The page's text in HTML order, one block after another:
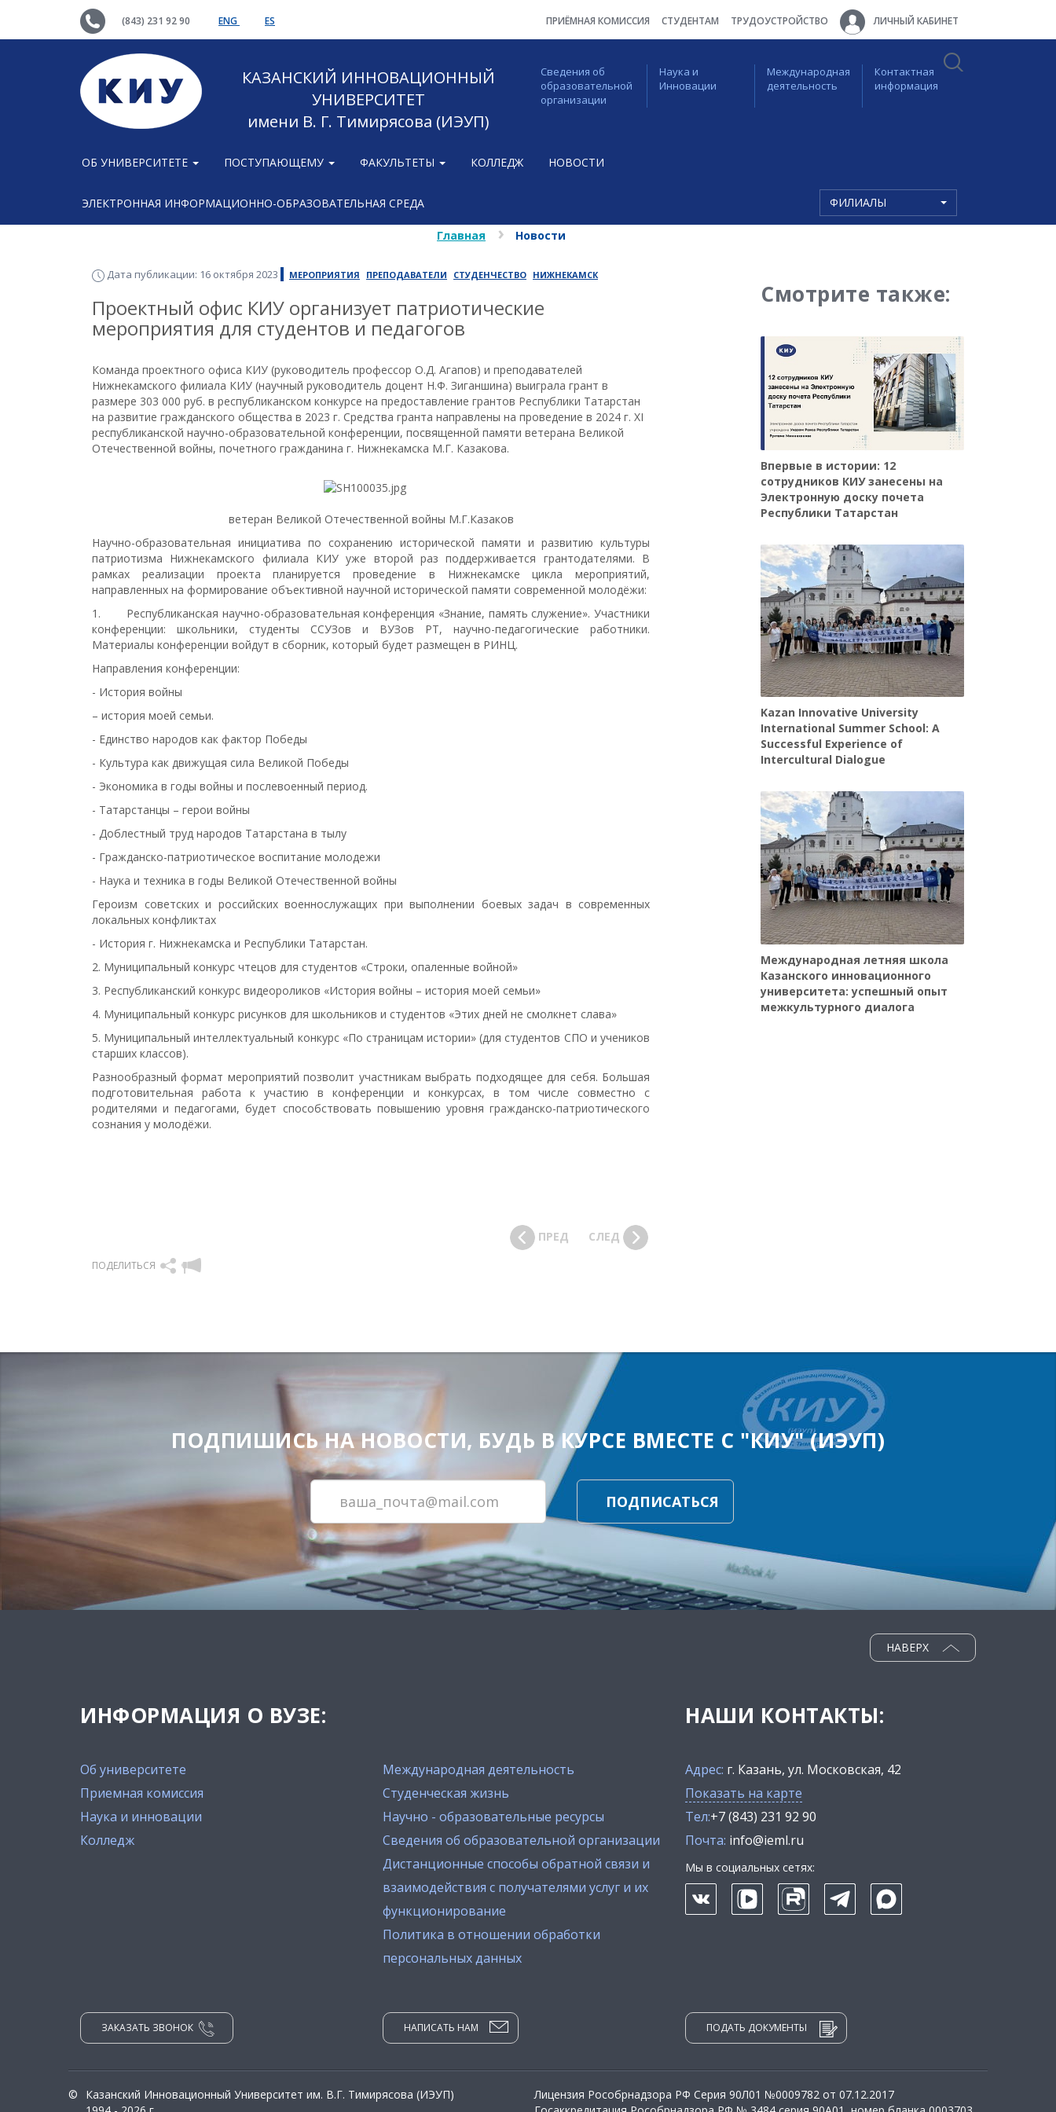
(843) 231 92 90 ENG ES ПРИЁМНАЯ КОМИССИЯ СТУДЕНТАМ ТРУДОУСТРОЙСТВО ЛИЧНЫЙ КАБИНЕТ
КАЗАНСКИЙ ИННОВАЦИОННЫЙ
УНИВЕРСИТЕТ
имени В. Г. Тимирясова (ИЭУП)
Сведения об
образовательной
организации
Наука и
Инновации
Международная
деятельность
Контактная
информация
ОБ УНИВЕРСИТЕТЕ ПОСТУПАЮЩЕМУ ФАКУЛЬТЕТЫ КОЛЛЕДЖ НОВОСТИ
ЭЛЕКТРОННАЯ ИНФОРМАЦИОННО-ОБРАЗОВАТЕЛЬНАЯ СРЕДА ФИЛИАЛЫ
Главная Новости
Дата публикации: 16 октября 2023 МЕРОПРИЯТИЯ ПРЕПОДАВАТЕЛИ СТУДЕНЧЕСТВО НИЖНЕКАМСК
Проектный офис КИУ организует патриотические
мероприятия для студентов и педагогов
Команда проектного офиса КИУ (руководитель профессор О.Д. Агапов) и преподавателей
Нижнекамского филиала КИУ (научный руководитель доцент Н.Ф. Зиганшина) выиграла грант в
размере 303 000 руб. в республиканском конкурсе на предоставление грантов Республики Татарстан
на развитие гражданского общества в 2023 г. Средства гранта направлены на проведение в 2024 г. XI
республиканской научно-образовательной конференции, посвященной памяти ветерана Великой
Отечественной войны, почетного гражданина г. Нижнекамска М.Г. Казакова.
ветеран Великой Отечественной войны М.Г.Казаков
Научно-образовательная инициатива по сохранению исторической памяти и развитию культуры
патриотизма Нижнекамского филиала КИУ уже второй раз поддерживается грантодателями. В
рамках реализации проекта планируется проведение в Нижнекамске цикла мероприятий,
направленных на формирование объективной научной исторической памяти современной молодёжи:
1. Республиканская научно-образовательная конференция «Знание, память служение». Участники
конференции: школьники, студенты ССУЗов и ВУЗов РТ, научно-педагогические работники.
Материалы конференции войдут в сборник, который будет размещен в РИНЦ.
Направления конференции:
- История войны
– история моей семьи.
- Единство народов как фактор Победы
- Культура как движущая сила Великой Победы
- Экономика в годы войны и послевоенный период.
- Татарстанцы – герои войны
- Доблестный труд народов Татарстана в тылу
- Гражданско-патриотическое воспитание молодежи
- Наука и техника в годы Великой Отечественной войны
Героизм советских и российских военнослужащих при выполнении боевых задач в современных
локальных конфликтах
- История г. Нижнекамска и Республики Татарстан.
2. Муниципальный конкурс чтецов для студентов «Строки, опаленные войной»
3. Республиканский конкурс видеороликов «История войны – история моей семьи»
4. Муниципальный конкурс рисунков для школьников и студентов «Этих дней не смолкнет слава»
5. Муниципальный интеллектуальный конкурс «По страницам истории» (для студентов СПО и учеников
старших классов).
Разнообразный формат мероприятий позволит участникам выбрать подходящее для себя. Большая
подготовительная работа к участию в конференции и конкурсах, в том числе совместно с
родителями и педагогами, будет способствовать повышению уровня гражданско-патриотического
сознания у молодёжи.
ПОДЕЛИТЬСЯ
ПРЕД СЛЕД
Смотрите также:
Впервые в истории: 12
сотрудников КИУ занесены на
Электронную доску почета
Республики Татарстан
Kazan Innovative University
International Summer School: A
Successful Experience of
Intercultural Dialogue
Международная летняя школа
Казанского инновационного
университета: успешный опыт
межкультурного диалога
ПОДПИШИСЬ НА НОВОСТИ, БУДЬ В КУРСЕ ВМЕСТЕ С "КИУ" (ИЭУП)
ПОДПИСАТЬСЯ
ИНФОРМАЦИЯ О ВУЗЕ:
Об университете
Приемная комиссия
Наука и инновации
Колледж
Международная деятельность
Студенческая жизнь
Научно - образовательные ресурсы
Сведения об образовательной организации
Дистанционные способы обратной связи и
взаимодействия с получателями услуг и их
функционирование
Политика в отношении обработки
персональных данных
НАВЕРХ
НАШИ КОНТАКТЫ:
Адрес: г. Казань, ул. Московская, 42
Показать на карте
Тел:+7 (843) 231 92 90
Почта: info@ieml.ru
Мы в социальных сетях:
ЗАКАЗАТЬ ЗВОНОК НАПИСАТЬ НАМ ПОДАТЬ ДОКУМЕНТЫ
©
Казанский Инновационный Университет им. В.Г. Тимирясова (ИЭУП)
Лицензия Рособрнадзора РФ Серия 90Л01 №0009782 от 07.12.2017